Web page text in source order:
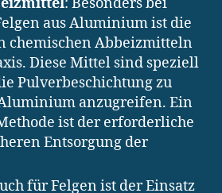
: Besonders bei
aus Aluminium ist die
chemischen Abbeizmitteln
Diese Mittel sind speziell
Pulverbeschichtung zu
anzugreifen. Ein
ist der erforderliche
Entsorgung der
für Felgen ist der Einsatz